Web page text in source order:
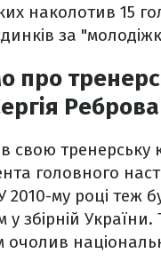
наколотив 15
за
про
Реброва
свою тренерську
головного
2010-му році теж
у збірній
очолив